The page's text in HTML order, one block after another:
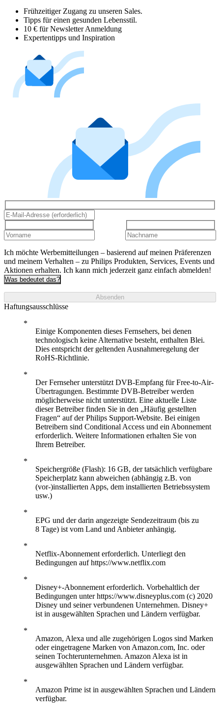
Frühzeitiger Zugang zu unseren Sales.
Tipps für einen gesunden Lebensstil.
10 € für Newsletter Anmeldung
Expertentipps und Inspiration
Ich möchte Werbemitteilungen – basierend auf meinen Präferenzen
und meinem Verhalten – zu Philips Produkten, Services, Events und
Aktionen erhalten. Ich kann mich jederzeit ganz einfach abmelden!
Was bedeutet das?
Absenden
Haftungsausschlüsse
Einige Komponenten dieses Fernsehers, bei denen
technologisch keine Alternative besteht, enthalten Blei.
Dies entspricht der geltenden Ausnahmeregelung der
RoHS-Richtlinie.
Der Fernseher unterstützt DVB-Empfang für Free-to-Air-
Übertragungen. Bestimmte DVB-Betreiber werden
möglicherweise nicht unterstützt. Eine aktuelle Liste
dieser Betreiber finden Sie in den „Häufig gestellten
Fragen“ auf der Philips Support-Website. Bei einigen
Betreibern sind Conditional Access und ein Abonnement
erforderlich. Weitere Informationen erhalten Sie von
Ihrem Betreiber.
Speichergröße (Flash): 16 GB, der tatsächlich verfügbare
Speicherplatz kann abweichen (abhängig z.B. von
(vor-)installierten Apps, dem installierten Betriebssystem
usw.)
EPG und der darin angezeigte Sendezeitraum (bis zu
8 Tage) ist vom Land und Anbieter anhängig.
Netflix-Abonnement erforderlich. Unterliegt den
Bedingungen auf https://www.netflix.com
Disney+-Abonnement erforderlich. Vorbehaltlich der
Bedingungen unter https://www.disneyplus.com (c) 2020
Disney und seiner verbundenen Unternehmen. Disney+
ist in ausgewählten Sprachen und Ländern verfügbar.
Amazon, Alexa und alle zugehörigen Logos sind Marken
oder eingetragene Marken von Amazon.com, Inc. oder
seinen Tochterunternehmen. Amazon Alexa ist in
ausgewählten Sprachen und Ländern verfügbar.
Amazon Prime ist in ausgewählten Sprachen und Ländern
verfügbar.